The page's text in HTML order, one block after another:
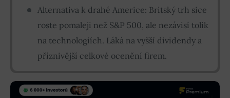
Alternativa k drahé Americe: Britský trh sice
roste pomaleji než S&P 500, ale nezávisí tolik
na technologiích. Láká na vyšší dividendy a
příznivější celkové ocenění firem.